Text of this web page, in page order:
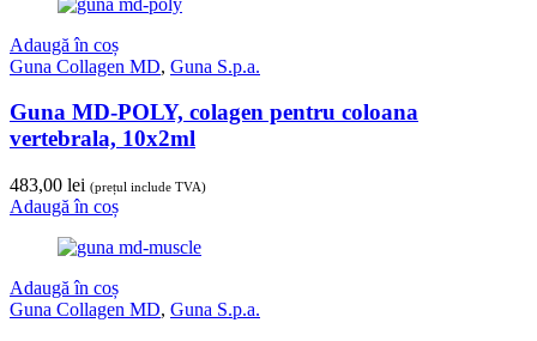
Adaugă în coș
Guna Collagen MD, Guna S.p.a.
Guna MD-POLY, colagen pentru coloana
vertebrala, 10x2ml
483,00 lei (prețul include TVA)
Adaugă în coș
Adaugă în coș
Guna Collagen MD, Guna S.p.a.